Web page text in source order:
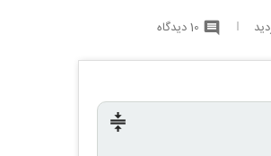
comment 10 دیدگاه
compress